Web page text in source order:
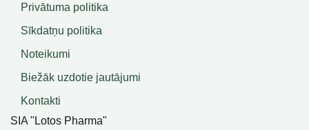
Privātuma politika
Sīkdatņu politika
Noteikumi
Biežāk uzdotie jautājumi
Kontakti
SIA "Lotos Pharma"